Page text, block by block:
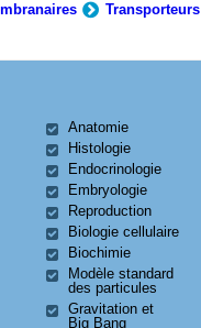
Transporteurs
Anatomie
Histologie
Endocrinologie
Embryologie
Reproduction
Biologie cellulaire
Biochimie
Modèle standard
des particules
Gravitation et
Big Bang